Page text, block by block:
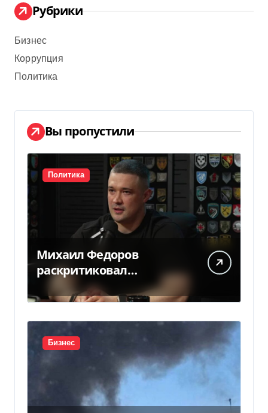
Рубрики
Бизнес
Коррупция
Политика
Вы пропустили
Политика
Михаил Федоров
раскритиковал
отсутствие министра
обороны — видео
Бизнес